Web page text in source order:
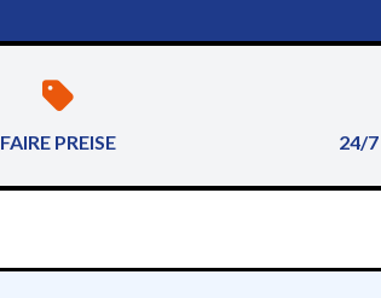
FAIRE PREISE 24/7